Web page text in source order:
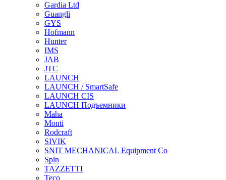
Gardia Ltd
Guangli
GYS
Hofmann
Hunter
IMS
JAB
JTC
LAUNCH
LAUNCH / SmartSafe
LAUNCH CIS
LAUNCH Подъемники
Maha
Monti
Rodcraft
SIVIK
SNIT MECHANICAL Equipment Co
Spin
TAZZETTI
Teco